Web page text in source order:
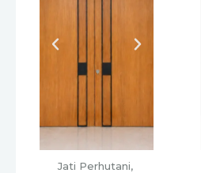
Jati Perhutani,